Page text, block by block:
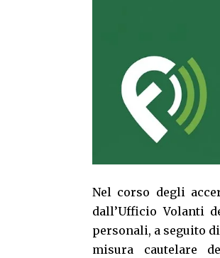
Nel corso degli
dall’Ufficio Volanti
personali, a seguito
misura cautelare